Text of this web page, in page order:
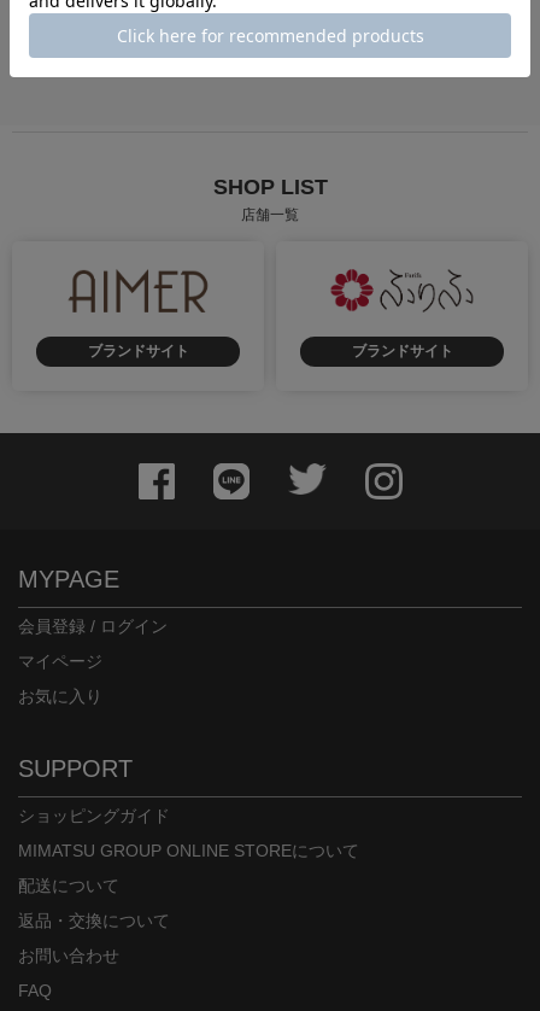
街歩き 慶事
弔事 花火大会・お祭り
SHOP LIST
店舗一覧
ブランドサイト ブランドサイト
MYPAGE
会員登録 / ログイン
マイページ
お気に入り
SUPPORT
ショッピングガイド
MIMATSU GROUP ONLINE STOREについて
配送について
返品・交換について
お問い合わせ
FAQ